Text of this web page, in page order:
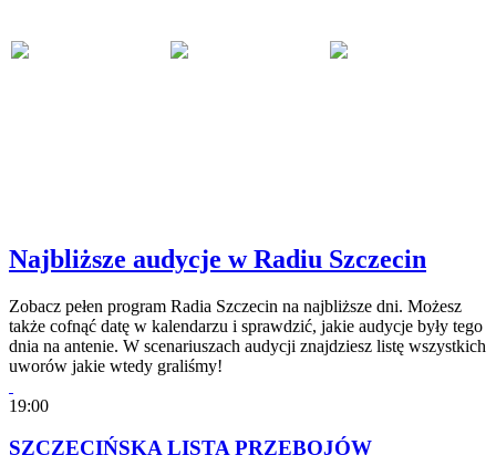
Najbliższe audycje w Radiu Szczecin
Zobacz pełen program Radia Szczecin na najbliższe dni. Możesz
także cofnąć datę w kalendarzu i sprawdzić, jakie audycje były tego
dnia na antenie. W scenariuszach audycji znajdziesz listę wszystkich
uworów jakie wtedy graliśmy!
19:00
SZCZECIŃSKA LISTA PRZEBOJÓW